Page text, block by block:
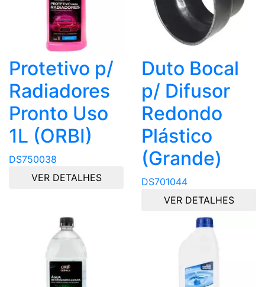
Protetivo p/
Radiadores
Pronto Uso
1L (ORBI)
DS750038
VER DETALHES
Duto Bocal
p/ Difusor
Redondo
Plástico
(Grande)
DS701044
VER DETALHES